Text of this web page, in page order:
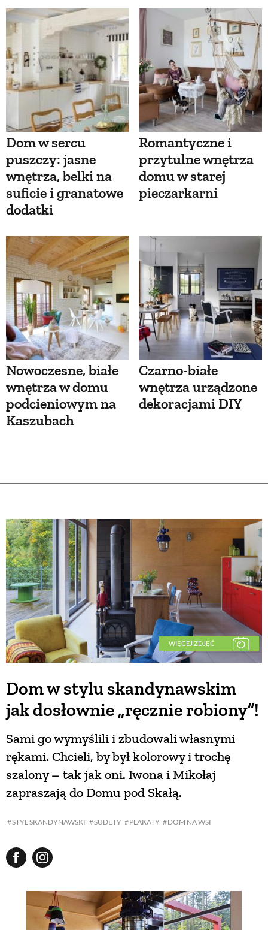
Dom w sercu
puszczy: jasne
wnętrza, belki na
suficie i granatowe
dodatki
Romantyczne i
przytulne wnętrza
domu w starej
pieczarkarni
Nowoczesne, białe
wnętrza w domu
podcieniowym na
Kaszubach
Czarno-białe
wnętrza urządzone
dekoracjami DIY
WIĘCEJ ZDJĘĆ
Dom w stylu skandynawskim
jak dosłownie „ręcznie robiony”!
STYL SKANDYNAWSKI SUDETY PLAKATY DOM NA WSI
Sami go wymyślili i zbudowali własnymi
rękami. Chcieli, by był kolorowy i trochę
szalony – tak jak oni. Iwona i Mikołaj
zapraszają do Domu pod Skałą.